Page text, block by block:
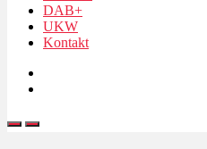
DAB+
UKW
Kontakt